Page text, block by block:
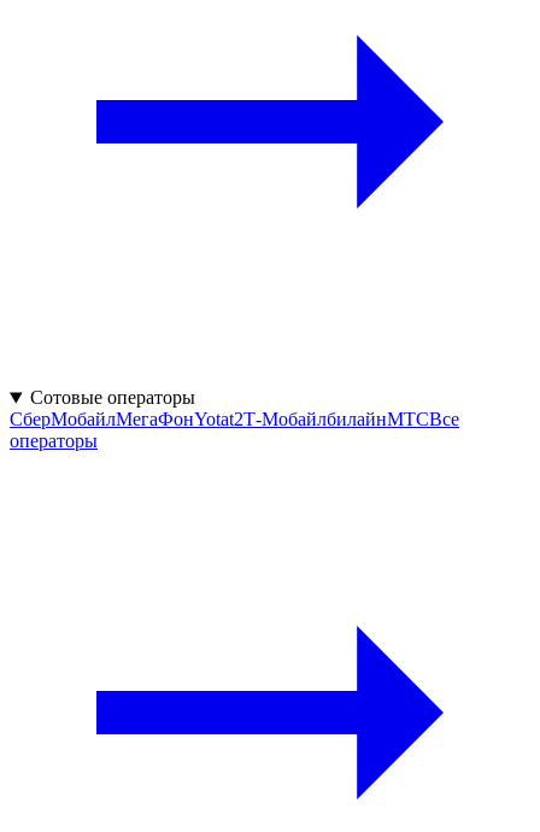
Сотовые операторы
СберМобайлМегаФонYotat2Т‑МобайлбилайнМТСВсе
операторы